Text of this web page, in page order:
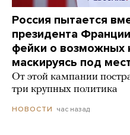
Россия пытается
президента
фейки о возможных
маскируясь под
От этой кампании
три крупных политика
НОВОСТИ час назад